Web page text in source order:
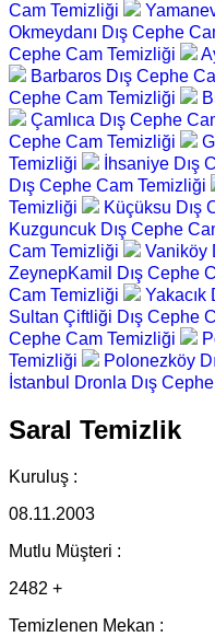
Cam Temizliği
Okmeydanı Dış Cephe
Cephe Cam Temizliği
Barbaros Dış Cephe
Cephe Cam Temizliği
Çamlıca Dış Cephe
Cephe Cam Temizliği
Temizliği
İhsaniye Dış
Dış Cephe Cam Temizliği
Temizliği
Küçüksu Dış
Kuzguncuk Dış Cephe
Cam Temizliği
Vaniköy
ZeynepKamil Dış Cephe
Cam Temizliği
Yakacık
Sultan Çiftliği Dış Cephe
Cephe Cam Temizliği
Temizliği
Polonezköy
İstanbul Dronla Dış
Saral Temizlik
Kuruluş :
08.11.2003
Mutlu Müşteri :
2482 +
Temizlenen Mekan :